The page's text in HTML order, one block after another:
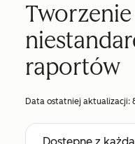
Tworzenie
raportów
Data ostatniej aktualizacji: